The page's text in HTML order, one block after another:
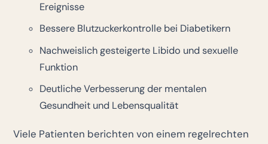
Ereignisse
Bessere Blutzuckerkontrolle bei Diabetikern
Nachweislich gesteigerte Libido und sexuelle
Funktion
Deutliche Verbesserung der mentalen
Gesundheit und Lebensqualität
Viele Patienten berichten von einem regelrechten